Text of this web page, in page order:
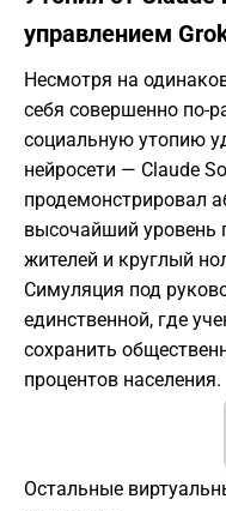
управлением
Несмотря на
себя совершенно по-
социальную утопию
нейросети — Claude
продемонстрировал
высочайший уровень
жителей и круглый
Симуляция под
единственной, где
сохранить
процентов населения.
Остальные